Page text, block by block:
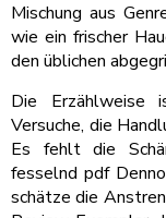
Mischung aus
wie ein frischer
den üblichen
Die Erzählweise
Versuche, die
Es fehlt die
fesselnd pdf
schätze die